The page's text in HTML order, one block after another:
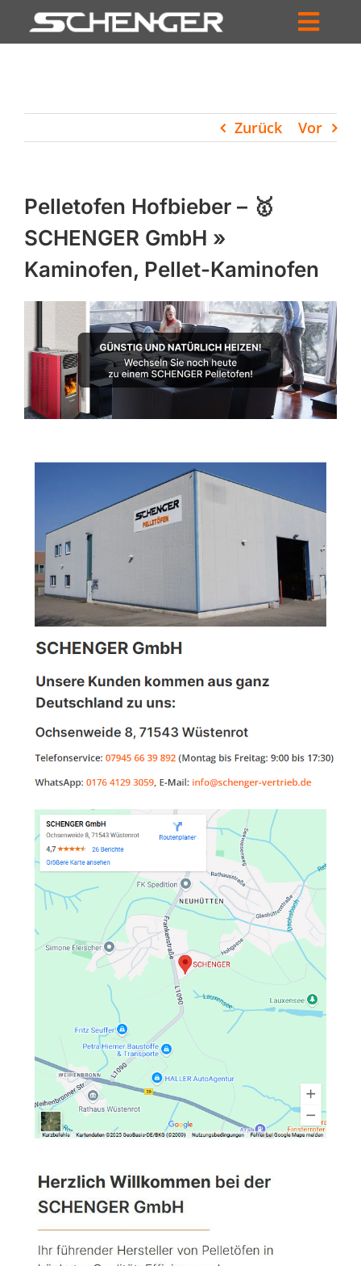
Inhalt
HÄNDLERSUCHE
UNTERNEHMEN
PROFIL
WARENKORB
PRODUCTS
SEARCH
Zurück Vor
Pelletofen Hofbieber – 🥇
SCHENGER GmbH »
Kaminofen, Pellet-Kaminofen